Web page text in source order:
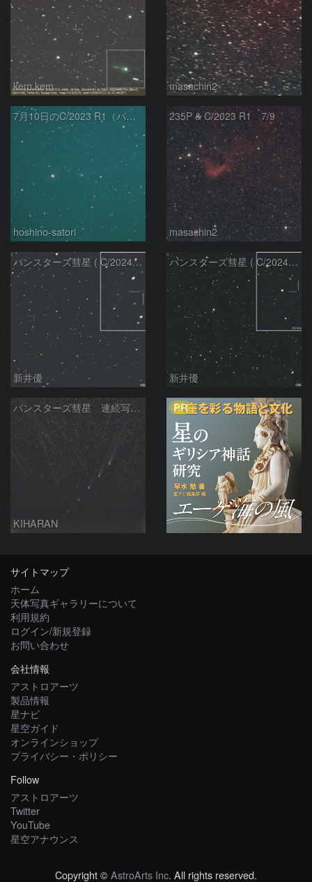
kem.kem masachin2
7月10日のC/2023 R1（パンスターズ彗星）
hoshino-satori
235P & C/2023 R1 7/9
masachin2
パンスターズ彗星 ( C/2024R4 )：2026/06/28
新井優
パンスターズ彗星 ( C/2024G4 )の予報位置：2026/06/23
新井優
パンスターズ彗星 連続写真 再処理
KIHARAN
PR
サイトマップ
ホーム
天体写真ギャラリーについて
利用規約
ログイン/新規登録
お問い合わせ
会社情報
アストロアーツ
製品情報
星ナビ
星空ガイド
オンラインショップ
プライバシー・ポリシー
Follow
アストロアーツ
Twitter
YouTube
星空アナウンス
Copyright ©AstroArts Inc. All rights reserved.